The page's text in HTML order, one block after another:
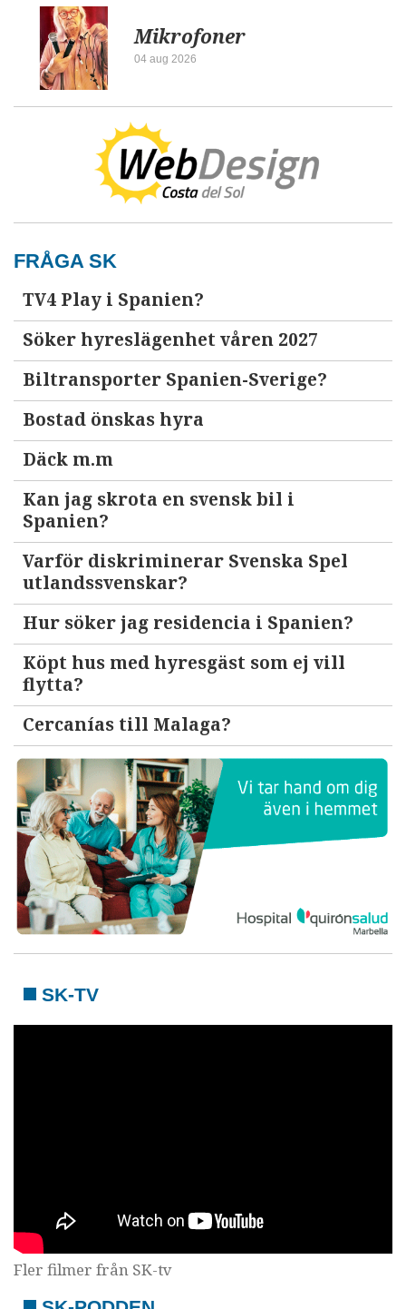
Mikrofoner
04 aug 2026
FRÅGA SK
TV4 Play i Spanien?
Söker hyreslägenhet våren 2027
Biltransporter Spanien-Sverige?
Bostad önskas hyra
Däck m.m
Kan jag skrota en svensk bil i
Spanien?
Varför diskriminerar Svenska Spel
utlandssvenskar?
Hur söker jag residencia i Spanien?
Köpt hus med hyresgäst som ej vill
flytta?
Cercanías till Malaga?
SK-TV
Fler filmer från SK-tv